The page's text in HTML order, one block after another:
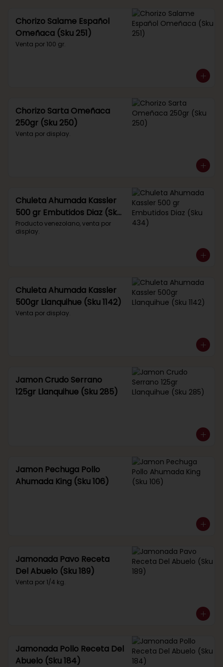
Chorizo Salame Español
Omeñaca (Sku 251)
Venta por 100 gr.
Chorizo Sarta Omeñaca
250gr (Sku 250)
Venta por display.
Chuleta Ahumada Kassler
500 gr Embutidos Diaz (Sku
434)
Producto venezolano, venta por
display.
Chuleta Ahumada Kassler
500gr Llanquihue (Sku 1142)
Venta por display.
Jamon Crudo Serrano
125gr Llanquihue (Sku 285)
Jamon Pechuga Pollo
Ahumada King (Sku 106)
Jamonada Pavo Receta
Del Abuelo (Sku 189)
Venta por 1/4 kg.
Jamonada Pollo Receta Del
Abuelo (Sku 184)